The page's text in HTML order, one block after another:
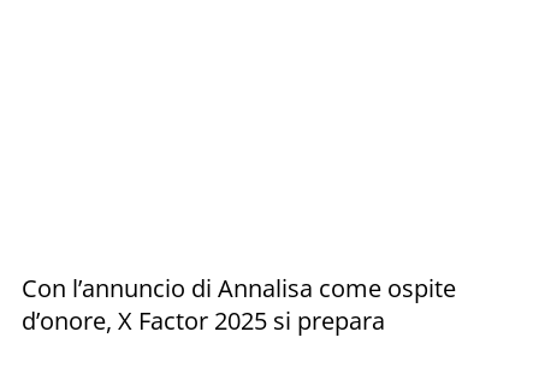
Con l’annuncio di Annalisa come ospite
d’onore, X Factor 2025 si prepara